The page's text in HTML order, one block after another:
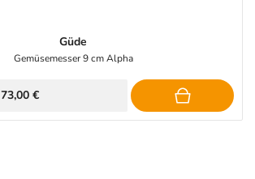
Güde
Gemüsemesser 9 cm Alpha
73,00 €